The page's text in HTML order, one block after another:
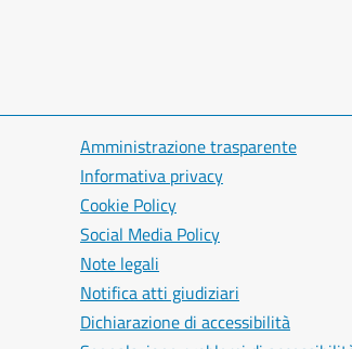
Amministrazione trasparente
Informativa privacy
Cookie Policy
Social Media Policy
Note legali
Notifica atti giudiziari
Dichiarazione di accessibilità